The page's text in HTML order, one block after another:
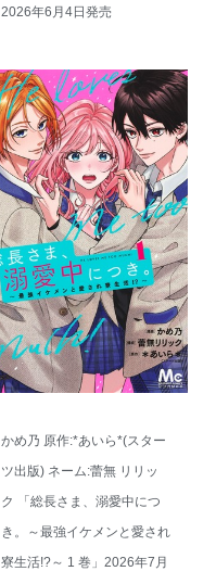
2026年6月4日発売
かめ乃 原作:*あいら*(スター
ツ出版) ネーム:蕾無 リリッ
ク 「総長さま、溺愛中につ
き。～最強イケメンと愛され
寮生活!?～ 1 巻」2026年7月